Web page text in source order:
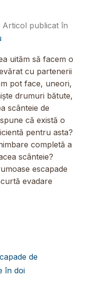
uităm să facem o
cu partenerii
pot face, uneori,
drumuri bătute,
scânteie de
că există o
pentru asta?
completă a
scânteie?
escapade
evadare
de
în doi